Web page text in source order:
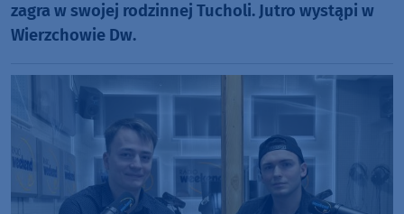
zagra w swojej rodzinnej Tucholi. Jutro wystąpi w
Wierzchowie Dw.